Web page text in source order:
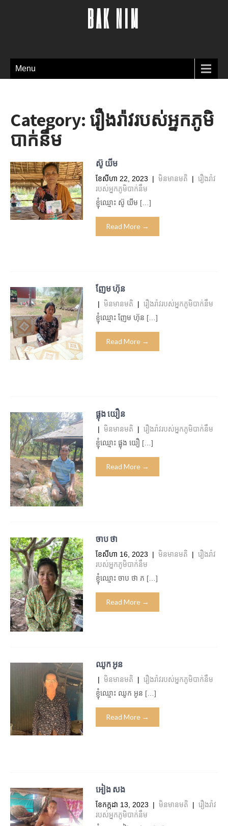
BAK NIM
Menu
Category: រឿងរ៉ាវរបស់អ្នកភូមិ
បាក់នឹម
ស៊ូ យីម
ខែ​សីហា 22, 2023 | មិន​មាន​មតិ | រឿងរ៉ាវ
របស់អ្នកភូមិបាក់នឹម
ខ្ញុំឈ្មោះ ស៊ូ យីម […]
Read More →
ញែម ហ៊ុន
| មិន​មាន​មតិ | រឿងរ៉ាវរបស់អ្នកភូមិបាក់នឹម
ខ្ញុំឈ្មោះ ញែម ហ៊ុន […]
Read More →
ផ្លុង យឿន
| មិន​មាន​មតិ | រឿងរ៉ាវរបស់អ្នកភូមិបាក់នឹម
ខ្ញុំឈ្មោះ ផ្លុង យឿ […]
Read More →
ចាប ថា
ខែ​សីហា 16, 2023 | មិន​មាន​មតិ | រឿងរ៉ាវ
របស់អ្នកភូមិបាក់នឹម
ខ្ញុំឈ្មោះ ចាប ថា ភ […]
Read More →
ឈូក អូន
| មិន​មាន​មតិ | រឿងរ៉ាវរបស់អ្នកភូមិបាក់នឹម
ខ្ញុំឈ្មោះ ឈូក អូន […]
Read More →
អៀង សង
ខែ​កក្កដា 13, 2023 | មិន​មាន​មតិ | រឿងរ៉ាវ
របស់អ្នកភូមិបាក់នឹម